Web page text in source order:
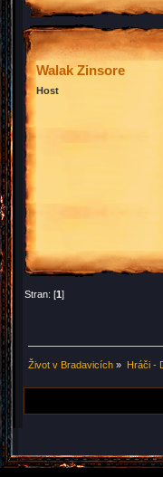
Walak Zinsore
Host
Stran: [1]
Život v Bradavicích » Hráči -